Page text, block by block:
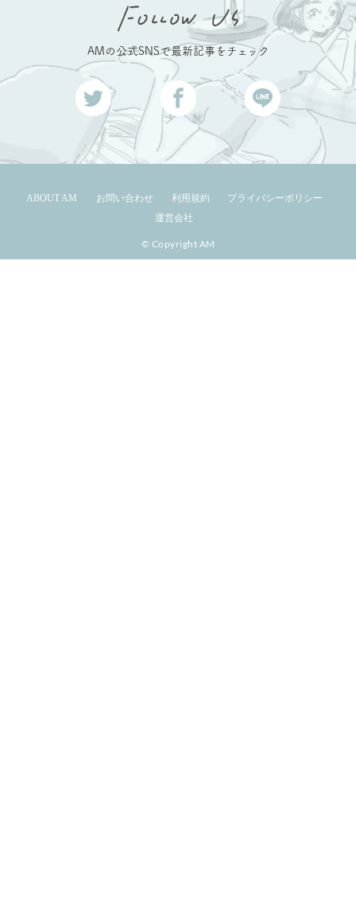
AMの公式SNSで最新記事をチェック
ABOUT AM お問い合わせ 利用規約
プライバシーポリシー
運営会社
© Copyright AM